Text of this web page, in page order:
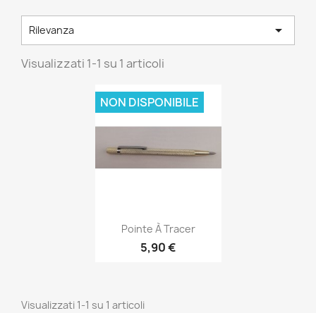
Rilevanza 
Visualizzati 1-1 su 1 articoli
Anteprima
Pointe À Tracer
5,90 €
NON DISPONIBILE
Visualizzati 1-1 su 1 articoli